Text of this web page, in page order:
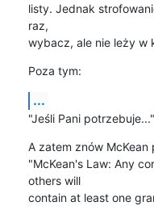
listy. Jednak
raz,
wybacz, ale nie leży w
Poza tym:
...
"Jeśli Pani
A zatem znów McKean
"McKean's Law: Any
others will
contain at least one